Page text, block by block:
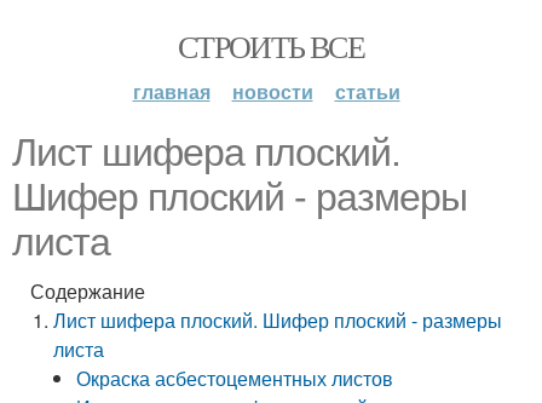
СТРОИТЬ ВСЕ
главная новости статьи
Лист шифера плоский.
Шифер плоский - размеры
листа
Содержание
Лист шифера плоский. Шифер плоский - размеры
листа
Окраска асбестоцементных листов